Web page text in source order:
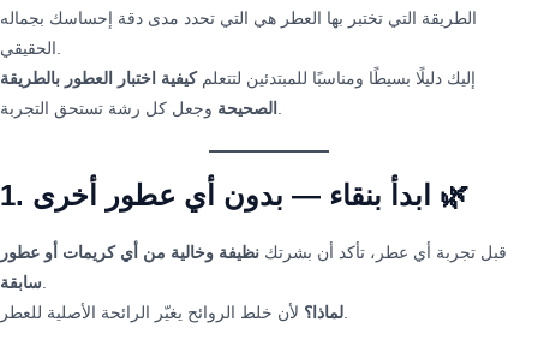
الطريقة التي تختبر بها العطر هي التي تحدد مدى دقة إحساسك بجماله
إليك دليلًا بسيطًا ومناسبًا للمبتدئين لتتعلمكيفية اختبار العطور بالطريقة
الصحيحة
1. ابدأ بنقاء — بدون أي عطور أخرى 🌿
قبل تجربة أي عطر، تأكد أن بشرتك نظيفة وخالية من أي كريمات أو عطور
سابقة
لماذا؟